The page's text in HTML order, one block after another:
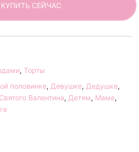
шоколаде"
КУПИТЬ СЕЙЧАС
, Торты
половинке, Девушке, Дедушке,
Валентина, Детям, Маме,